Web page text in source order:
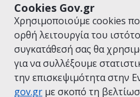
Cookies Gov.gr
Χρησιμοποιούμε cookies
ορθή λειτουργία του
συγκατάθεσή σας θα
για να συλλέξουμε
την επισκεψιμότητα στην
gov.gr με σκοπό τη
Όροι Χρήσης
Πολιτική Απορρήτου
Δήλωση προσβασιμότητας
Πολιτική cookies
Προτάσεις για το gov.gr
Υλοποίηση από το